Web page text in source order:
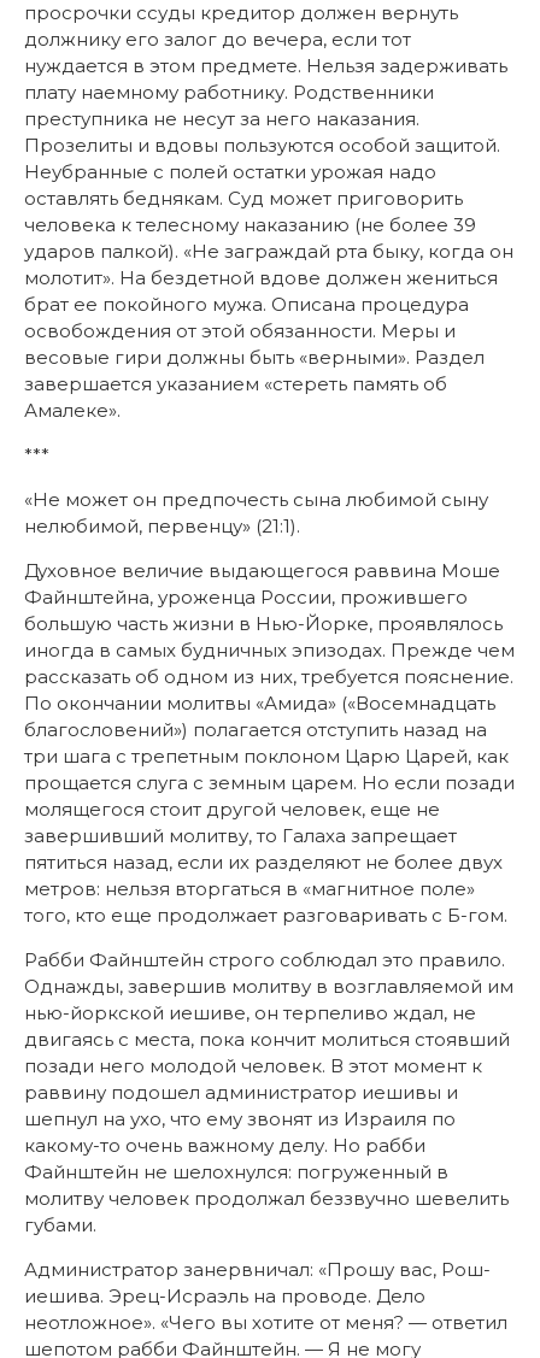
просрочки ссуды кредитор должен вернуть
должнику его залог до вечера, если тот
нуждается в этом предмете. Нельзя задерживать
плату наемному работнику. Родственники
преступника не несут за него наказания.
Прозелиты и вдовы пользуются особой защитой.
Неубранные с полей остатки урожая надо
оставлять беднякам. Суд может приговорить
человека к телесному наказанию (не более 39
ударов палкой). «Не заграждай рта быку, когда он
молотит». На бездетной вдове должен жениться
брат ее покойного мужа. Описана процедура
освобождения от этой обязанности. Меры и
весовые гири должны быть «верными». Раздел
завершается указанием «стереть память об
Амалеке».
***
«Не может он предпочесть сына любимой сыну
нелюбимой, первенцу» (21:1).
Духовное величие выдающегося раввина Моше
Файнштейна, уроженца России, прожившего
большую часть жизни в Нью-Йорке, проявлялось
иногда в самых будничных эпизодах. Прежде чем
рассказать об одном из них, требуется пояснение.
По окончании молитвы «Амида» («Восемнадцать
благословений») полагается отступить назад на
три шага с трепетным поклоном Царю Царей, как
прощается слуга с земным царем. Но если позади
молящегося стоит другой человек, еще не
завершивший молитву, то Галаха запрещает
пятиться назад, если их разделяют не более двух
метров: нельзя вторгаться в «магнитное поле»
того, кто еще продолжает разговаривать с Б-гом.
Рабби Файнштейн строго соблюдал это правило.
Однажды, завершив молитву в возглавляемой им
нью-йоркской иешиве, он терпеливо ждал, не
двигаясь с места, пока кончит молиться стоявший
позади него молодой человек. В этот момент к
раввину подошел администратор иешивы и
шепнул на ухо, что ему звонят из Израиля по
какому-то очень важному делу. Но рабби
Файнштейн не шелохнулся: погруженный в
молитву человек продолжал беззвучно шевелить
губами.
Администратор занервничал: «Прошу вас, Рош-
иешива. Эрец-Исраэль на проводе. Дело
неотложное». «Чего вы хотите от меня? — ответил
шепотом рабби Файнштейн. — Я не могу